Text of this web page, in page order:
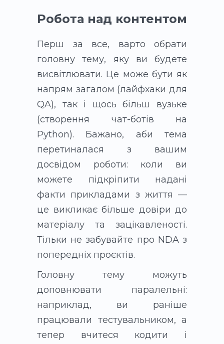
Робота над контентом
Перш за все, варто обрати
головну тему, яку ви будете
висвітлювати. Це може бути як
напрям загалом (лайфхаки для
QA), так і щось більш вузьке
(створення чат-ботів на
Python). Бажано, аби тема
перетиналася з вашим
досвідом роботи: коли ви
можете підкріпити надані
факти прикладами з життя —
це викликає більше довіри до
матеріалу та зацікавленості.
Тільки не забувайте про NDA з
попередніх проєктів.
Головну тему можуть
доповнювати паралельні:
наприклад, ви раніше
працювали тестувальником, а
тепер вчитеся кодити і